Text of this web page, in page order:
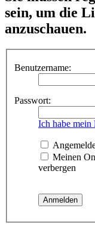
sein, um die
anzuschauen.
Benutzername:
Passwort:
Ich habe mein
Meinen
verbergen